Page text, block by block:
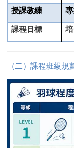
授課教練
課程目標
（二）課程班級規